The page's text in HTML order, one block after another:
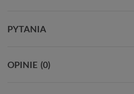
PYTANIA
OPINIE (0)